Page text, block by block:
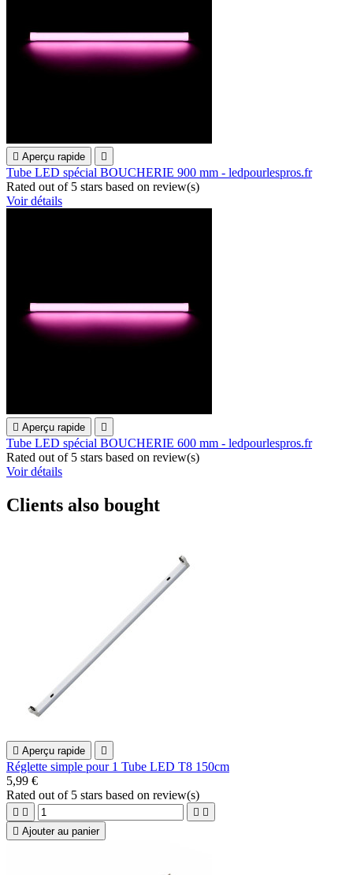
 Aperçu rapide 
Tube LED spécial BOUCHERIE 900 mm - ledpourlespros.fr
Rated out of 5 stars based on review(s)
Voir détails
 Aperçu rapide 
Tube LED spécial BOUCHERIE 600 mm - ledpourlespros.fr
Rated out of 5 stars based on review(s)
Voir détails
Clients also bought
 Aperçu rapide 
Réglette simple pour 1 Tube LED T8 150cm
5,99 €
Rated out of 5 stars based on review(s)
   
 Ajouter au panier